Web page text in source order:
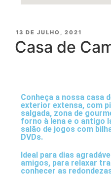
13 DE JULHO, 2021
Casa de
Conheça a nossa casa
exterior extensa, com
salgada, zona de
forno à lena e o antigo
salão de jogos com
DVDs.
Ideal para dias
amigos, para relaxar
conhecer as